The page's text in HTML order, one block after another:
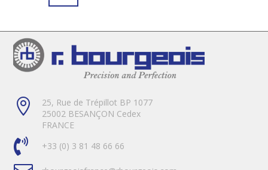

25, Rue de Trépillot BP 1077
25002 BESANÇON Cedex
FRANCE
 +33 (0) 3 81 48 66 66